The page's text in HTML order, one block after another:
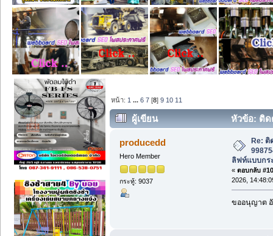
หน้า: 1 ...6 7 [8]9 10 11
ผู้เขียน
หัวข้อ: ติด
โดยสาร, ลิฟท์แบบกระจก, ลิฟท์ขนส่ง (
producedd
Hero Member
กระทู้: 9037
Re: ติ
ลิฟท์แบบกร
« ตอบกลับ
2026,
ขออนุญาต